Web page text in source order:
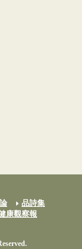
品詩集
康觀察報